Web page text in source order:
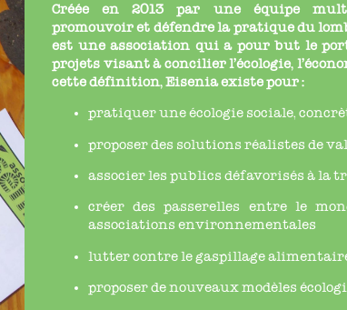
Créée en 2013 par une équipe
promouvoir et défendre la pratique du
est une association qui a pour but le
projets visant à concilier l’écologie,
cette définition, Eisenia existe pour :
pratiquer une écologie sociale,
proposer des solutions réalistes de
associer les publics défavorisés à la
créer des passerelles entre le
associations environnementales
lutter contre le gaspillage
proposer de nouveaux modèles